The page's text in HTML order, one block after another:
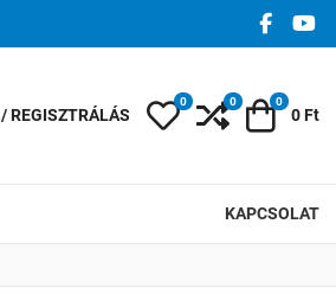
REGISZTRÁLÁS Kedvencek
0 0 Kosár
0
0 Ft
KAPCSOLAT